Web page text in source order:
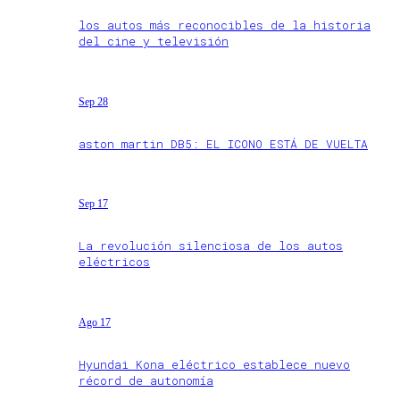
los autos más reconocibles de la historia
del cine y televisión
Sep 28
aston martin DB5: EL ICONO ESTÁ DE VUELTA
Sep 17
La revolución silenciosa de los autos
eléctricos
Ago 17
Hyundai Kona eléctrico establece nuevo
récord de autonomía